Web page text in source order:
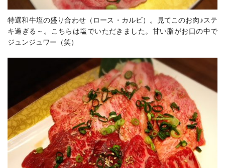
特選和牛塩の盛り合わせ（ロース・カルビ）。見てこのお肉♪ステ
キ過ぎる～。こちらは塩でいただきました。甘い脂がお口の中で
ジュンジュワー（笑）